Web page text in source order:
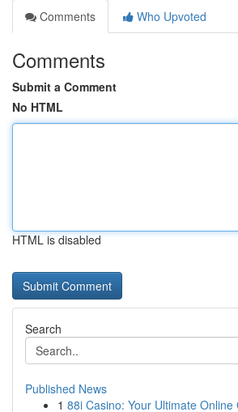
Comments
Who Upvoted
Comments
Submit a Comment
No HTML
HTML is disabled
Search
Published News
1 88i Casino: Your Ultimate Online